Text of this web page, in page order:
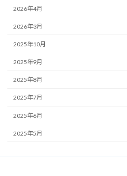
2026年4月
2026年3月
2025年10月
2025年9月
2025年8月
2025年7月
2025年6月
2025年5月